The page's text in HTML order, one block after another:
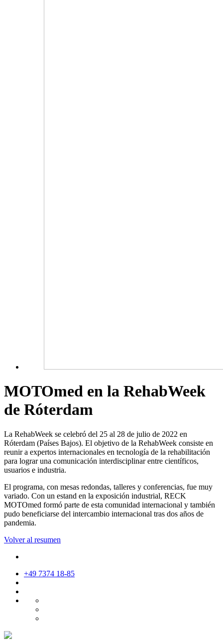
MOTOmed en la RehabWeek
de Róterdam
La RehabWeek se celebró del 25 al 28 de julio de 2022 en
Róterdam (Países Bajos). El objetivo de la RehabWeek consiste en
reunir a expertos internacionales en tecnología de la rehabilitación
para lograr una comunicación interdisciplinar entre científicos,
usuarios e industria.
El programa, con mesas redondas, talleres y conferencias, fue muy
variado. Con un estand en la exposición industrial, RECK
MOTOmed formó parte de esta comunidad internacional y también
pudo beneficiarse del intercambio internacional tras dos años de
pandemia.
Volver al resumen
+49 7374 18-85